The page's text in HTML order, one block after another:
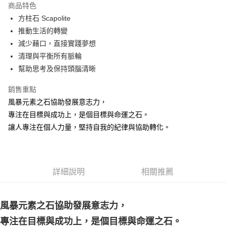
Apple Pay
街口支付
悠遊付
ATM付款
全家取貨付款
每筆NT$80，滿NT$3,000(含以上)免運費
賣家宅配幫您送（台灣）
郵局幫你送（離島）
每筆NT$80，滿NT$3,000(含以上)免運費
商品特色
方柱石 Scapolite
推動生活的轉變
減少藉口，直接實踐夢想
清理與平衡所有脈輪
幫助思考及保持頭腦清晰
銷售重點
風暴元素之石協助發展意志力，
專注在目標與成功上，是個目標與命運之石。
讓人專注在個人力量，堅持自我的紀律與協助轉化。
詳細說明 相關推薦
風暴元素之石協助發展意志力，
專注在目標與成功上，是個目標與命運之石。